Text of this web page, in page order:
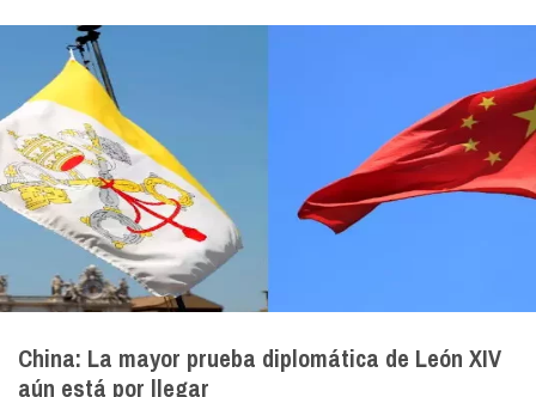
China: La mayor prueba diplomática de León XIV